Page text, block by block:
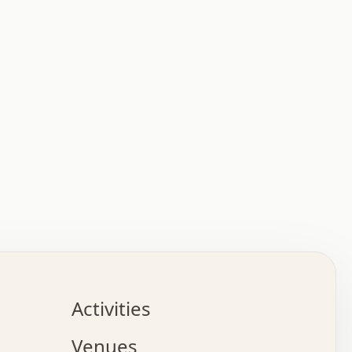
.   .   .   .   .   .   .   .   x   .   .   .   .
o   .   .   .   .   .   .   .   .   x   .   .   .
.   .   .   :   .   .   .   x   .   .   .   :   .
Activities
Venues